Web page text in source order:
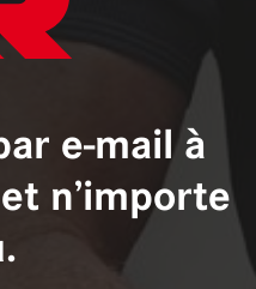
e-mail à
n’importe